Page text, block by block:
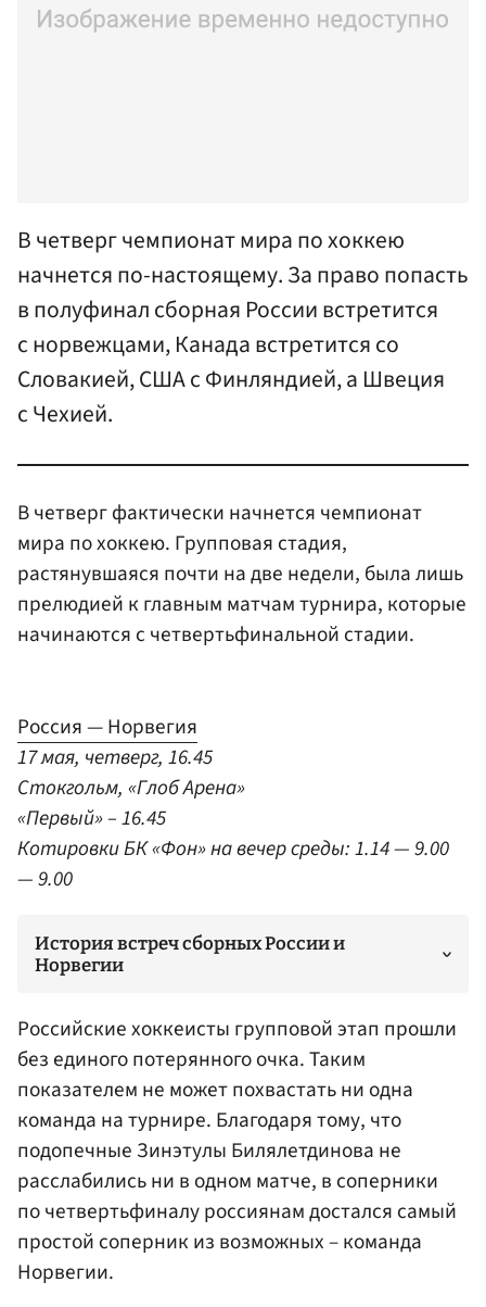
В четверг чемпионат мира по хоккею
начнется по-настоящему. За право попасть
в полуфинал сборная России встретится
с норвежцами, Канада встретится со
Словакией, США с Финляндией, а Швеция
с Чехией.
В четверг фактически начнется чемпионат
мира по хоккею. Групповая стадия,
растянувшаяся почти на две недели, была лишь
прелюдией к главным матчам турнира, которые
начинаются с четвертьфинальной стадии.
Россия — Норвегия
17 мая, четверг, 16.45
Стокгольм, «Глоб Арена»
«Первый» – 16.45
Котировки БК «Фон» на вечер среды: 1.14 — 9.00
— 9.00
История встреч сборных России и
Норвегии
Российские хоккеисты групповой этап прошли
без единого потерянного очка. Таким
показателем не может похвастать ни одна
команда на турнире. Благодаря тому, что
подопечные Зинэтулы Билялетдинова не
расслабились ни в одном матче, в соперники
по четвертьфиналу россиянам достался самый
простой соперник из возможных – команда
Норвегии.